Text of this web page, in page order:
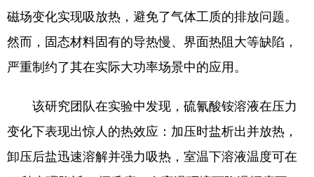
广东 广西 海南 重庆
四川 贵州 云南
新疆 内蒙古 黑龙江
磁场变化实现吸放热，避免了气体工质的排放问题。
然而，固态材料固有的导热慢、界面热阻大等缺陷，
严重制约了其在实际大功率场景中的应用。
该研究团队在实验中发现，硫氰酸铵溶液在压力
变化下表现出惊人的热效应：加压时盐析出并放热，
卸压后盐迅速溶解并强力吸热，室温下溶液温度可在